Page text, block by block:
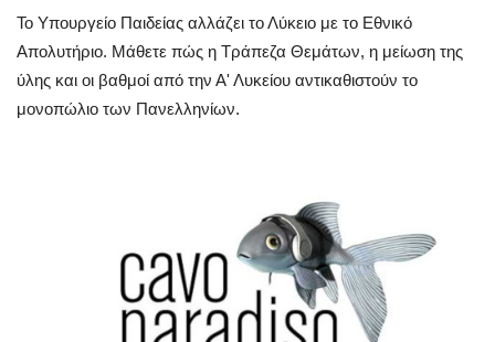
Sport
Science & Tech
Το Υπουργείο Παιδείας αλλάζει το Λύκειο με το Εθνικό
Απολυτήριο. Μάθετε πώς η Τράπεζα Θεμάτων, η μείωση της
ύλης και οι βαθμοί από την Α' Λυκείου αντικαθιστούν το
μονοπώλιο των Πανελληνίων.